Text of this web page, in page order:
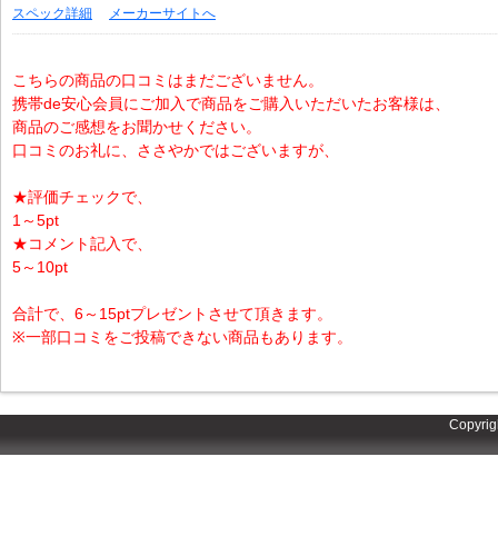
スペック詳細 メーカーサイトへ
こちらの商品の口コミはまだございません。
携帯de安心会員にご加入で商品をご購入いただいたお客様は、
商品のご感想をお聞かせください。
口コミのお礼に、ささやかではございますが、
★評価チェックで、
1～5pt
★コメント記入で、
5～10pt
合計で、6～15ptプレゼントさせて頂きます。
※一部口コミをご投稿できない商品もあります。